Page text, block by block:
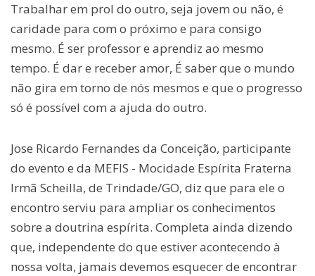
Trabalhar em prol do outro, seja jovem ou não, é
caridade para com o próximo e para consigo
mesmo. É ser professor e aprendiz ao mesmo
tempo. É dar e receber amor, É saber que o mundo
não gira em torno de nós mesmos e que o progresso
só é possível com a ajuda do outro.
Jose Ricardo Fernandes da Conceição, participante
do evento e da MEFIS - Mocidade Espírita Fraterna
Irmã Scheilla, de Trindade/GO, diz que para ele o
encontro serviu para ampliar os conhecimentos
sobre a doutrina espírita. Completa ainda dizendo
que, independente do que estiver acontecendo à
nossa volta, jamais devemos esquecer de encontrar